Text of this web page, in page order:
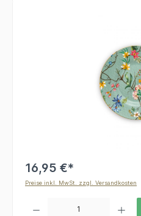
16,95 €*
Preise inkl. MwSt. zzgl. Versandkosten